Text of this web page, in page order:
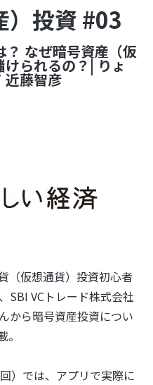
）投資 #03
？ なぜ暗号資産（仮
られるの？| りょ
藤智彦
（仮想通貨）投資初心者
SBI VCトレード株式会社
から暗号資産投資につい
）では、アプリで実際に